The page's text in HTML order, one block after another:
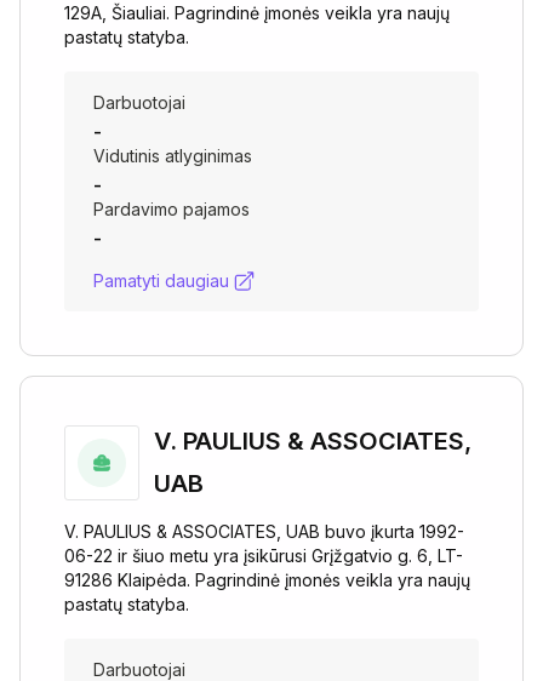
129A, Šiauliai. Pagrindinė įmonės veikla yra naujų
pastatų statyba.
Darbuotojai
-
Vidutinis atlyginimas
-
Pardavimo pajamos
-
Pamatyti daugiau
V. PAULIUS & ASSOCIATES,
UAB
V. PAULIUS & ASSOCIATES, UAB buvo įkurta 1992-
06-22 ir šiuo metu yra įsikūrusi Grįžgatvio g. 6, LT-
91286 Klaipėda. Pagrindinė įmonės veikla yra naujų
pastatų statyba.
Darbuotojai